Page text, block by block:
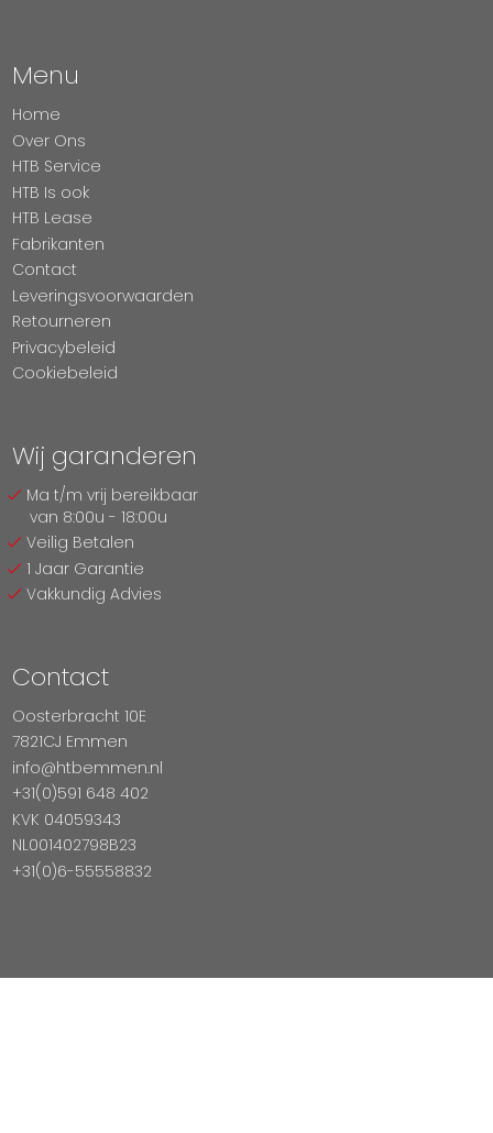
Menu
Home
Over Ons
HTB Service
HTB Is ook
HTB Lease
Fabrikanten
Contact
Leveringsvoorwaarden
Retourneren
Privacybeleid
Cookiebeleid
Wij garanderen
Ma t/m vrij bereikbaar
van 8:00u - 18:00u
Veilig Betalen
1 Jaar Garantie
Vakkundig Advies
Contact
Oosterbracht 10E
7821CJ Emmen
info@htbemmen.nl
+31(0)591 648 402
KVK 04059343
NL001402798B23
+31(0)6-55558832